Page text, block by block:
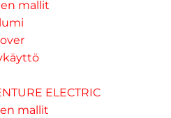
mallit
ELECTRIC
mallit